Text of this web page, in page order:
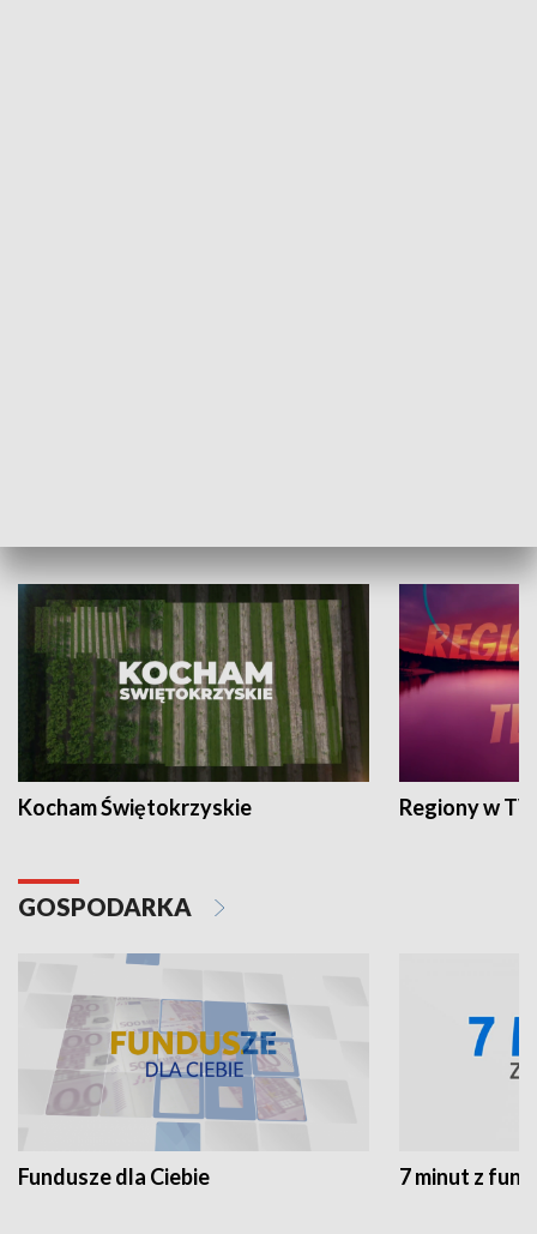
Kocham Świętokrzyskie Regiony w
GOSPODARKA
Fundusze dla Ciebie 7 minut z